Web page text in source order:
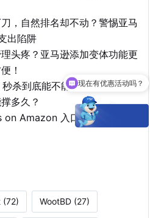
，自然排名却不动？警惕亚马
出陷阱
头疼？亚马逊添加变体功能更
！
杀到底能不能推排名？活动
多久？
Amazon 入口消失，亚马逊
(72) WootBD (27)
Woot能为卖家解决什么痛点？
现在有优惠活动吗？